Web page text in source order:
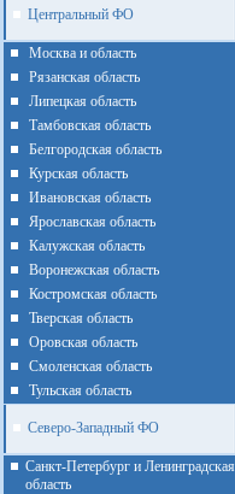
Центральный ФО
Москва и область
Рязанская область
Липецкая область
Тамбовская область
Белгородская область
Курская область
Ивановская область
Ярославская область
Калужская область
Воронежская область
Костромская область
Тверская область
Оровская область
Смоленская область
Тульская область
Северо-Западный ФО
Санкт-Петербург и Ленинградская
область